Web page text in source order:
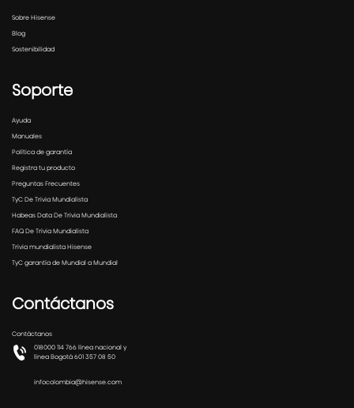
Sobre Hisense
Blog
Sostenibilidad
Soporte
Ayuda
Manuales
Política de garantía
Registra tu producto
Preguntas Frecuentes
TyC De Trivia Mundialista
Habeas Data De Trivia Mundialista
FAQ De Trivia Mundialista
Trivia mundialista Hisense
TyC garantía de Mundial a Mundial
Contáctanos
Contáctanos
018000 114 766 línea nacional y
línea Bogotá 601 357 08 50
infocolombia@hisense.com